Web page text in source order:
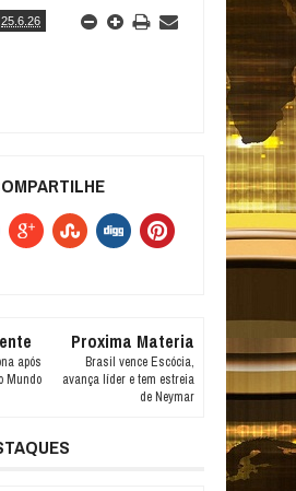
25.6.26
após
Mundo
Proxima Materia
Brasil vence Escócia,
avança líder e tem estreia
de Neymar